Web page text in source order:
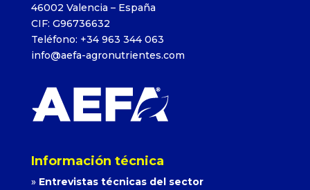
46002 Valencia – España
CIF: G96736632
Teléfono: +34 963 344 063
info@aefa-agronutrientes.com
Información técnica
» Entrevistas técnicas del sector